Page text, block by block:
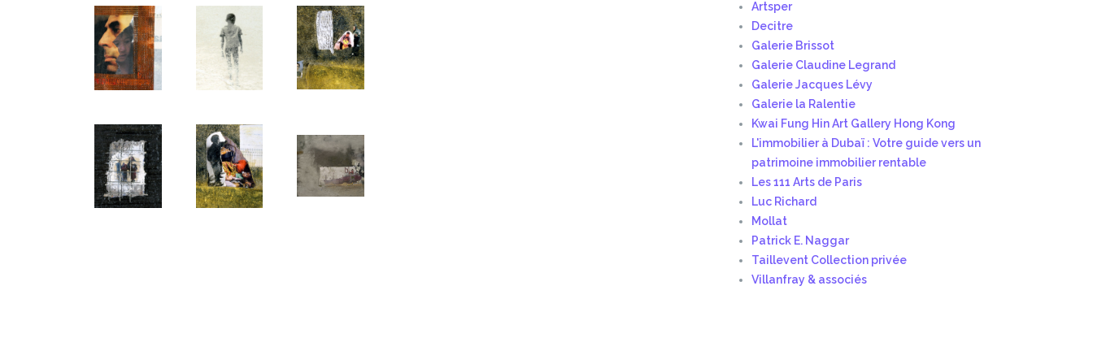
Artsper
Decitre
Galerie Brissot
Galerie Claudine Legrand
Galerie Jacques Lévy
Galerie la Ralentie
Kwai Fung Hin Art Gallery Hong Kong
L'immobilier à Dubaï : Votre guide vers un
patrimoine immobilier rentable
Les 111 Arts de Paris
Luc Richard
Mollat
Patrick E. Naggar
Taillevent Collection privée
Villanfray & associés